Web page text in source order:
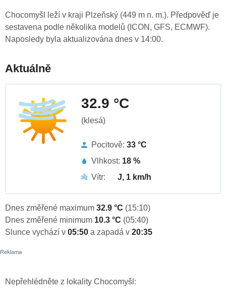
Chocomyšl leží v kraji Plzeňský (449 m n. m.). Předpověď je
sestavena podle několika modelů (ICON, GFS, ECMWF).
Naposledy byla aktualizována dnes v 14:00.
Aktuálně
32.9 °C
(klesá)
Pocitově: 33 °C
Vlhkost: 18 %
Vítr:
J, 1 km/h
Dnes změřené maximum 32.9 °C (15:10)
Dnes změřené minimum 10.3 °C (05:40)
Slunce vychází v 05:50 a zapadá v 20:35
Nepřehlédněte z lokality Chocomyšl: